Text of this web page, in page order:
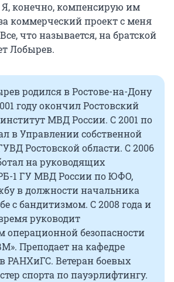
конечно, компенсирую им
коммерческий проект с меня
что называется, на братской
Лобырев.
родился в Ростове-на-Дону
году окончил Ростовский
МВД России. С 2001 по
в Управлении собственной
Ростовской области. С 2006
на руководящих
1 ГУ МВД России по ЮФО,
в должности начальника
с бандитизмом. С 2008 года и
руководит
операционной безопасности
Преподает на кафедре
РАНХиГС. Ветеран боевых
спорта по пауэрлифтингу.